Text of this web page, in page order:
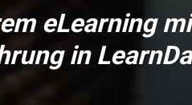
eLearning
in